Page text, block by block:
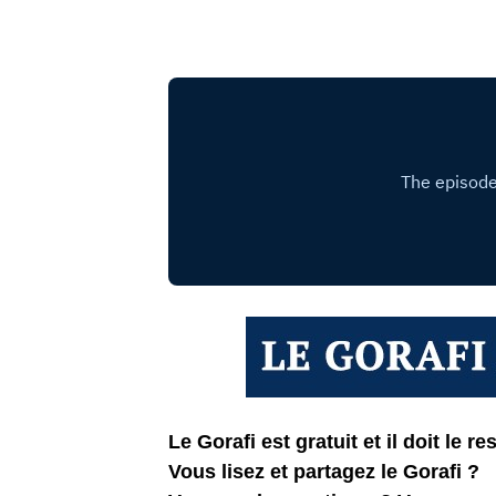
Le Gorafi est gratuit et il doit le
Vous lisez et partagez le Gorafi ?